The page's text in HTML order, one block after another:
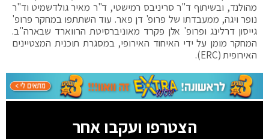
מהולנד, ובשיתוף ד"ר סריניבס רמישטי, ד"ר מאיר גולדשמיט וד"ר
נופר ויגה, ממעבדתו של פרופ' דן פאר. עוד השתתפו במחקר פרופ'
גייסון דרלינג ופרופ' אלן פקרד מאוניברסיטת הרווארד שבארה"ב.
המחקר מומן על ידי האיחוד האירופי, במסגרת תוכנית המצטיינים
האירופית (ERC).
הצטרפו ועקבו אחר